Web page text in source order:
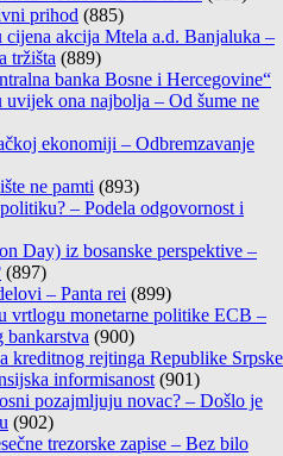
prihod (885)
akcija Mtela a.d. Banjaluka –
tržišta (889)
banka Bosne i Hercegovine“
uvijek ona najbolja – Od šume ne
ekonomiji – Odbremzavanje
ne pamti (893)
– Podela odgovornost i
Day) iz bosanske perspektive –
(897)
– Panta rei (899)
vrtlogu monetarne politike ECB –
(900)
kreditnog rejtinga Republike Srpske
informisanost (901)
pozajmljuju novac? – Došlo je
(902)
trezorske zapise – Bez bilo